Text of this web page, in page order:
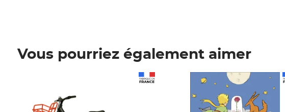
Vous pourriez également aimer
Prix 7,50€